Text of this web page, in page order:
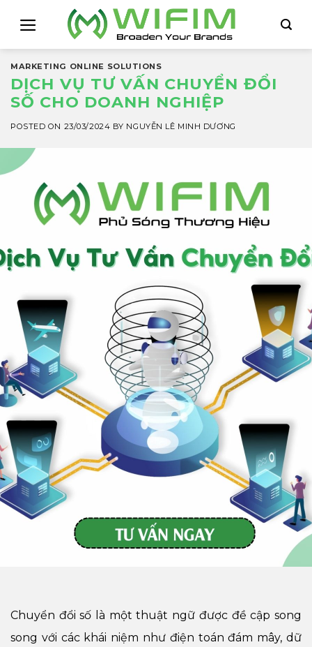
content
MARKETING ONLINE SOLUTIONS
DỊCH VỤ TƯ VẤN CHUYỂN ĐỔI
SỐ CHO DOANH NGHIỆP
POSTED ON 23/03/2024 BY NGUYỄN LÊ MINH DƯƠNG
Chuyển đổi số là một thuật ngữ được đề cập song
song với các khái niệm như điện toán đám mây, dữ